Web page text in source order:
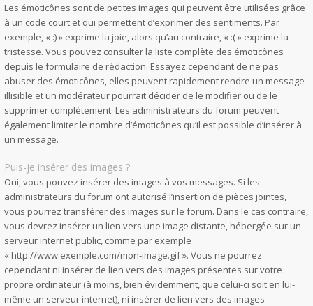
Les émoticônes sont de petites images qui peuvent être utilisées grâce
à un code court et qui permettent d’exprimer des sentiments. Par
exemple, « :) » exprime la joie, alors qu’au contraire, « :( » exprime la
tristesse. Vous pouvez consulter la liste complète des émoticônes
depuis le formulaire de rédaction. Essayez cependant de ne pas
abuser des émoticônes, elles peuvent rapidement rendre un message
illisible et un modérateur pourrait décider de le modifier ou de le
supprimer complètement. Les administrateurs du forum peuvent
également limiter le nombre d’émoticônes qu’il est possible d’insérer à
un message.
Puis-je insérer des images ?
Oui, vous pouvez insérer des images à vos messages. Si les
administrateurs du forum ont autorisé l’insertion de pièces jointes,
vous pourrez transférer des images sur le forum. Dans le cas contraire,
vous devrez insérer un lien vers une image distante, hébergée sur un
serveur internet public, comme par exemple
« http://www.exemple.com/mon-image.gif ». Vous ne pourrez
cependant ni insérer de lien vers des images présentes sur votre
propre ordinateur (à moins, bien évidemment, que celui-ci soit en lui-
même un serveur internet), ni insérer de lien vers des images